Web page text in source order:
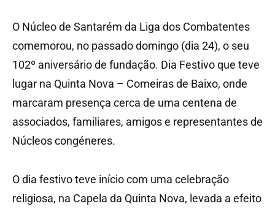
O Núcleo de Santarém da Liga dos Combatentes
comemorou, no passado domingo (dia 24), o seu
102º aniversário de fundação. Dia Festivo que teve
lugar na Quinta Nova – Comeiras de Baixo, onde
marcaram presença cerca de uma centena de
associados, familiares, amigos e representantes de
Núcleos congéneres.
O dia festivo teve início com uma celebração
religiosa, na Capela da Quinta Nova, levada a efeito